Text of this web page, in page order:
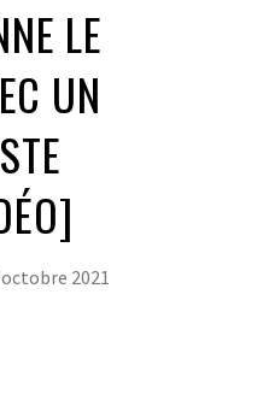
LE
UN
octobre 2021